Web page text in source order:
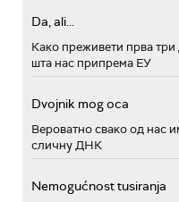
Da, ali...
Како преживети прва три
шта нас припрема ЕУ
Dvojnik mog oca
Вероватно свако од нас
сличну ДНК
Nemogućnost tusiranja